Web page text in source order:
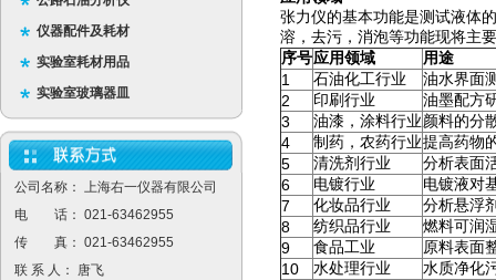
仪器配件及耗材
实验室耗材用品
实验室玻璃器皿
公司名称： 上海右一仪器有限公司
电 话： 021-63462955
传 真： 021-63462955
联 系 人： 唐飞
张力仪的基本功能是测试液体
溶，去污，消泡等功能现将主
序号应用领域 用途
1 石油化工行业 油水界面
2 印刷行业 油墨配方
3 油漆，涂料行业 颜料的分
4 制药，农药行业提高药物
5 清洗剂行业 分析表面
6 电镀行业 电镀液对
7 化妆品行业 分析悬浮
8 纺织品行业 燃料可润
9 食品工业 原料表面
10 水处理行业 水质净化